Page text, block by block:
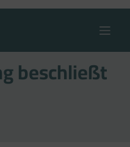
beschließt